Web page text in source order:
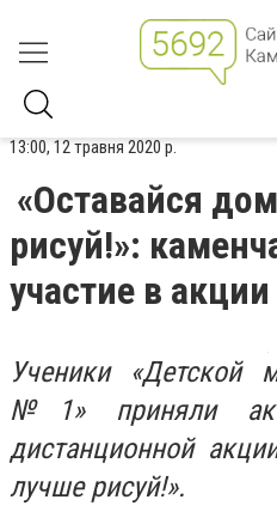
13:00, 12 травня 2020 р.
«Оставайся
рисуй!»:
участие в акции
Ученики «Детской
№1» приняли
дистанционной
лучше рисуй!».